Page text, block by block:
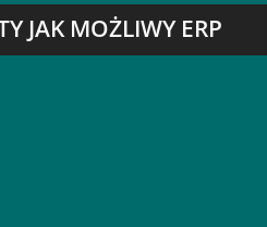
JAK MOŻLIWY ERP